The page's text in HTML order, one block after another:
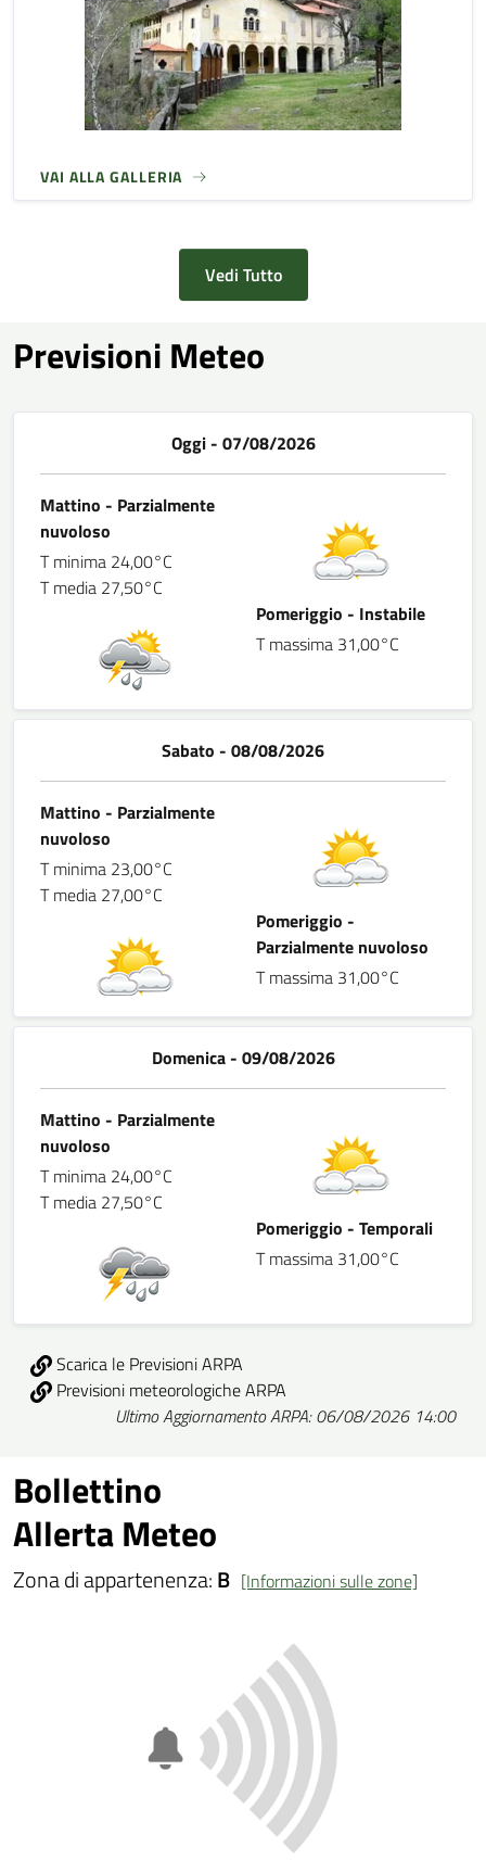
VAI ALLA GALLERIA
Vedi Tutto
Previsioni Meteo
Oggi - 07/08/2026
Mattino - Parzialmente
nuvoloso
T minima 24,00°C
T media 27,50°C
Pomeriggio - Instabile
T massima 31,00°C
Sabato - 08/08/2026
Mattino - Parzialmente
nuvoloso
T minima 23,00°C
T media 27,00°C
Pomeriggio -
Parzialmente nuvoloso
T massima 31,00°C
Domenica - 09/08/2026
Mattino - Parzialmente
nuvoloso
T minima 24,00°C
T media 27,50°C
Pomeriggio - Temporali
T massima 31,00°C
Scarica le Previsioni ARPA
Previsioni meteorologiche ARPA
Ultimo Aggiornamento ARPA: 06/08/2026 14:00
Bollettino
Allerta Meteo
Zona di appartenenza:B [Informazioni sulle zone]